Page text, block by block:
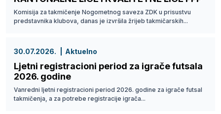
Komisija za takmičenje Nogometnog saveza ZDK u prisustvu
predstavnika klubova, danas je izvršila žrijeb takmičarskih...
30.07.2026. Aktuelno
Ljetni registracioni period za igrače futsala
2026. godine
Vanredni ljetni registracioni period 2026. godine za igrače futsal
takmičenja, a za potrebe registracije igrača...